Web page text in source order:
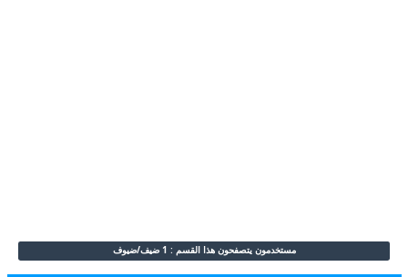
مستخدمون يتصفحون هذا القسم : 1 ضيف/ضيوف